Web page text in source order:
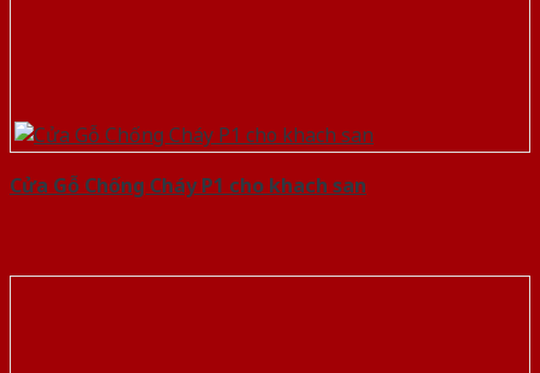
Cửa Gỗ Chống Cháy P1 cho khach san